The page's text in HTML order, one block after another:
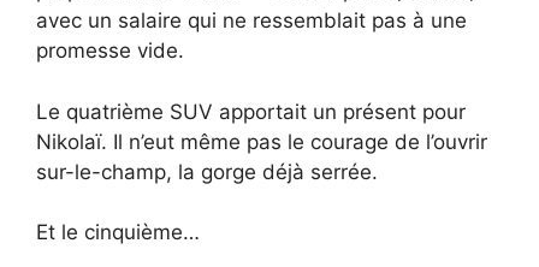
avec un salaire qui ne ressemblait pas à une
promesse vide.
Le quatrième SUV apportait un présent pour
Nikolaï. Il n’eut même pas le courage de l’ouvrir
sur-le-champ, la gorge déjà serrée.
Et le cinquième…